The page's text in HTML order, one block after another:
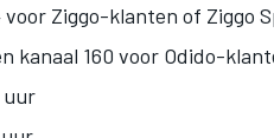
voor Ziggo-klanten of Ziggo
kanaal 160 voor Odido-
uur